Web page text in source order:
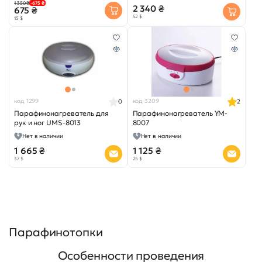
1 350 ₴ -675 ₴
675 ₴
15 $
2 340 ₴
52 $
код 1299
Парафинонагреватель для
рук и ног UMS-8013
0
Нет в наличии
1 665 ₴
37 $
код 3209
Парафинонагреватель YM-
8007
2
Нет в наличии
1 125 ₴
25 $
Парафинотопки
Особенности проведения